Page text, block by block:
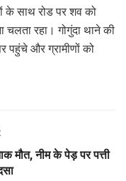
के साथ रोड पर शव को
रहा। गोगुंदा थाने की
पहुंचे और ग्रामीणों को
मौत, नीम के पेड़ पर पत्ती